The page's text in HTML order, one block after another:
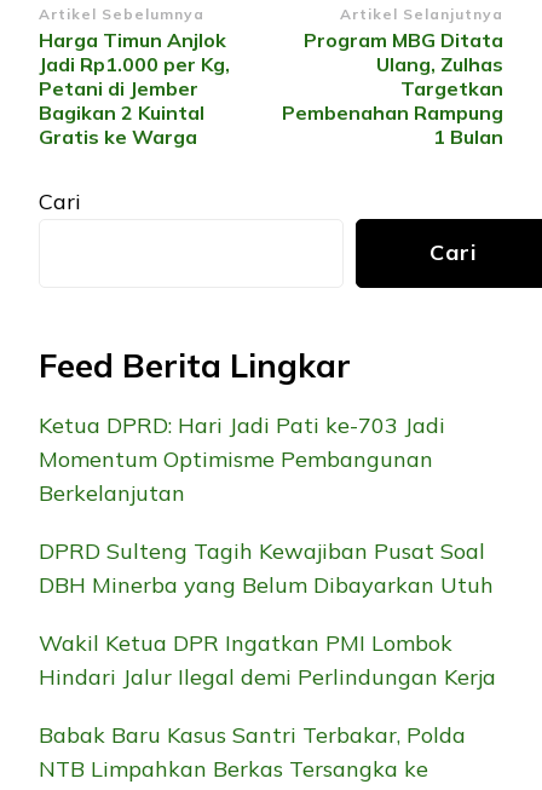
Navigasi
Artikel
Artikel Sebelumnya
Harga Timun Anjlok
Jadi Rp1.000 per Kg,
Petani di Jember
Bagikan 2 Kuintal
Gratis ke Warga
Artikel Selanjutnya
Program MBG Ditata
Ulang, Zulhas
Targetkan
Pembenahan Rampung
1 Bulan
Cari
Cari
Feed Berita Lingkar
Ketua DPRD: Hari Jadi Pati ke-703 Jadi
Momentum Optimisme Pembangunan
Berkelanjutan
DPRD Sulteng Tagih Kewajiban Pusat Soal
DBH Minerba yang Belum Dibayarkan Utuh
Wakil Ketua DPR Ingatkan PMI Lombok
Hindari Jalur Ilegal demi Perlindungan Kerja
Babak Baru Kasus Santri Terbakar, Polda
NTB Limpahkan Berkas Tersangka ke